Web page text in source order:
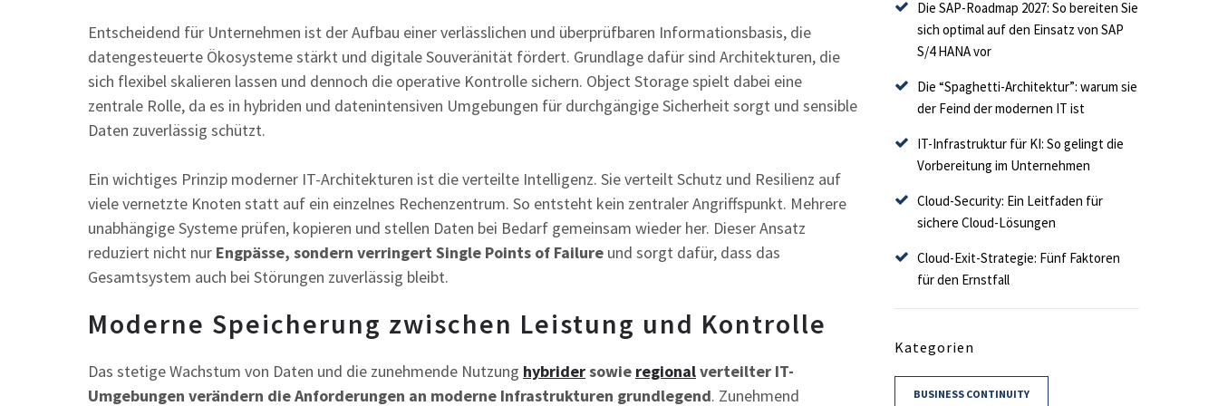
Entscheidend für Unternehmen ist der Aufbau einer verlässlichen und überprüfbaren Informationsbasis, die
datengesteuerte Ökosysteme stärkt und digitale Souveränität fördert. Grundlage dafür sind Architekturen, die
sich flexibel skalieren lassen und dennoch die operative Kontrolle sichern. Object Storage spielt dabei eine
zentrale Rolle, da es in hybriden und datenintensiven Umgebungen für durchgängige Sicherheit sorgt und sensible
Daten zuverlässig schützt.
Ein wichtiges Prinzip moderner IT-Architekturen ist die verteilte Intelligenz. Sie verteilt Schutz und Resilienz auf
viele vernetzte Knoten statt auf ein einzelnes Rechenzentrum. So entsteht kein zentraler Angriffspunkt. Mehrere
unabhängige Systeme prüfen, kopieren und stellen Daten bei Bedarf gemeinsam wieder her. Dieser Ansatz
reduziert nicht nur Engpässe, sondern verringert Single Points of Failure und sorgt dafür, dass das
Gesamtsystem auch bei Störungen zuverlässig bleibt.
Moderne Speicherung zwischen Leistung und Kontrolle
Das stetige Wachstum von Daten und die zunehmende Nutzung hybridersowie regionalverteilter IT-
Umgebungen verändern die Anforderungen an moderne Infrastrukturen grundlegend. Zunehmend
Die SAP-Roadmap 2027: So bereiten Sie
sich optimal auf den Einsatz von SAP
S/4 HANA vor
Die “Spaghetti-Architektur”: warum sie
der Feind der modernen IT ist
IT-Infrastruktur für KI: So gelingt die
Vorbereitung im Unternehmen
Cloud-Security: Ein Leitfaden für
sichere Cloud-Lösungen
Cloud-Exit-Strategie: Fünf Faktoren
für den Ernstfall
Kategorien
BUSINESS CONTINUITY